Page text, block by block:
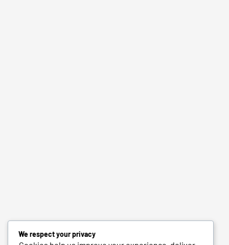
We respect your privacy